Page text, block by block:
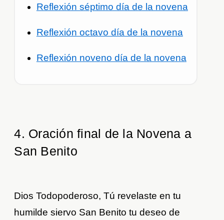
Reflexión séptimo día de la novena
Reflexión octavo día de la novena
Reflexión noveno día de la novena
4. Oración final de la Novena a
San Benito
Dios Todopoderoso, Tú revelaste en tu
humilde siervo San Benito tu deseo de